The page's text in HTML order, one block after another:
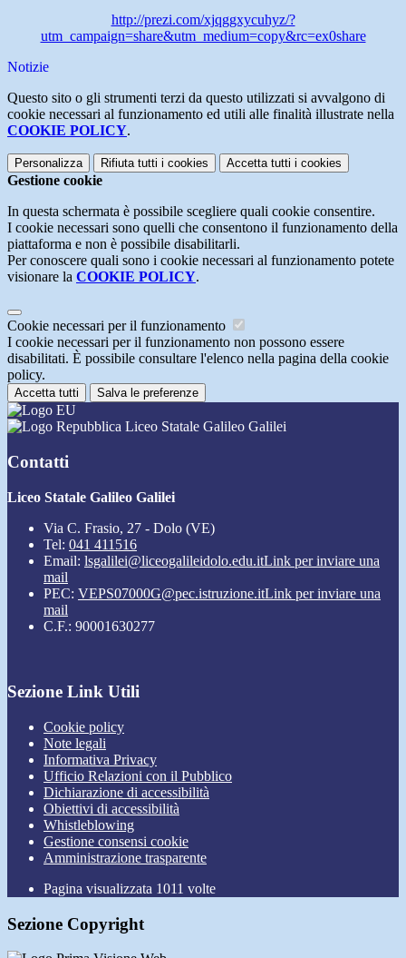
http://prezi.com/xjqggxycuhyz/?
utm_campaign=share&utm_medium=copy&rc=ex0share
Notizie
Questo sito o gli strumenti terzi da questo utilizzati si avvalgono di
cookie necessari al funzionamento ed utili alle finalità illustrate nella
COOKIE POLICY.
Personalizza Rifiuta tutti i cookies Accetta tutti i cookies
Gestione cookie
In questa schermata è possibile scegliere quali cookie consentire.
I cookie necessari sono quelli che consentono il funzionamento della
piattaforma e non è possibile disabilitarli.
Per conoscere quali sono i cookie necessari al funzionamento potete
visionare la COOKIE POLICY.
Cookie necessari per il funzionamento
I cookie necessari per il funzionamento non possono essere
disabilitati. È possibile consultare l'elenco nella pagina della cookie
policy.
Accetta tutti Salva le preferenze
Liceo Statale Galileo Galilei
Contatti
Liceo Statale Galileo Galilei
Via C. Frasio, 27 - Dolo (VE)
Tel: 041 411516
Email: lsgalilei@liceogalileidolo.edu.itLink per inviare una
mail
PEC: VEPS07000G@pec.istruzione.itLink per inviare una
mail
C.F.: 90001630277
Sezione Link Utili
Cookie policy
Note legali
Informativa Privacy
Ufficio Relazioni con il Pubblico
Dichiarazione di accessibilità
Obiettivi di accessibilità
Whistleblowing
Gestione consensi cookie
Amministrazione trasparente
Pagina visualizzata 1011 volte
Sezione Copyright